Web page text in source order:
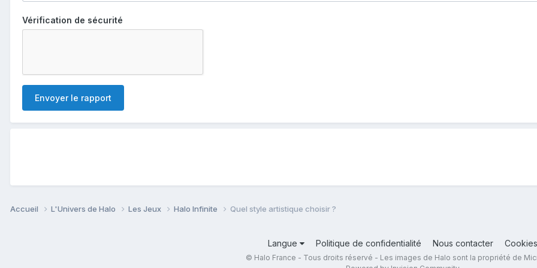
Vérification de sécurité
Envoyer le rapport
Accueil L'Univers de Halo Les Jeux Halo Infinite Quel style artistique choisir ?
Langue Politique de confidentialité Nous contacter Cookies
© Halo France - Tous droits réservé - Les images de Halo sont la propriété de